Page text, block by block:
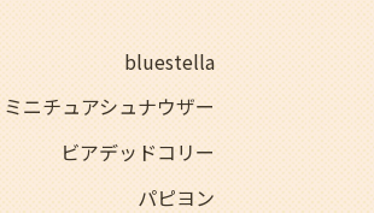
bluestella
ミニチュアシュナウザー
ビアデッドコリー
パピヨン